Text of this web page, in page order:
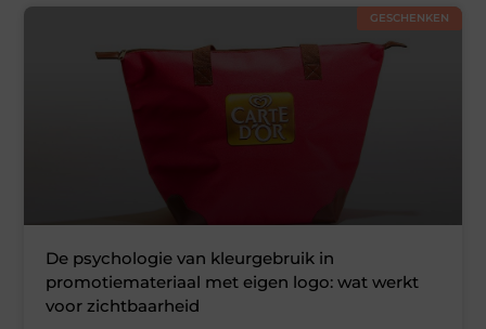
GESCHENKEN
De psychologie van kleurgebruik in
promotiemateriaal met eigen logo: wat werkt
voor zichtbaarheid